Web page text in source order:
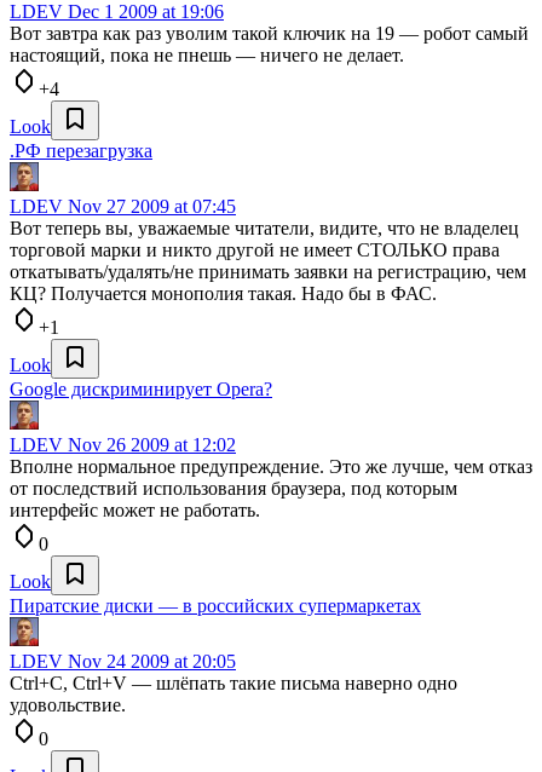
LDEV Dec 1 2009 at 19:06
Вот завтра как раз уволим такой ключик на 19 — робот самый
настоящий, пока не пнешь — ничего не делает.
+4
Look
.РФ перезагрузка
LDEV Nov 27 2009 at 07:45
Вот теперь вы, уважаемые читатели, видите, что не владелец
торговой марки и никто другой не имеет СТОЛЬКО права
откатывать/удалять/не принимать заявки на регистрацию, чем
КЦ? Получается монополия такая. Надо бы в ФАС.
+1
Look
Google дискриминирует Opera?
LDEV Nov 26 2009 at 12:02
Вполне нормальное предупреждение. Это же лучше, чем отказ
от последствий использования браузера, под которым
интерфейс может не работать.
0
Look
Пиратские диски — в российских супермаркетах
LDEV Nov 24 2009 at 20:05
Ctrl+C, Ctrl+V — шлёпать такие письма наверно одно
удовольствие.
0